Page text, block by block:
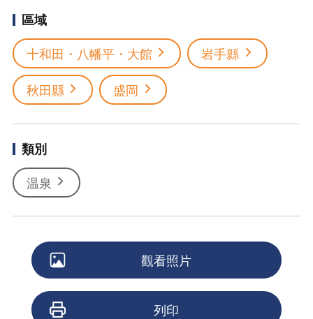
區域
十和田・八幡平・大館
岩手縣
秋田縣
盛岡
類別
温泉
觀看照片
列印